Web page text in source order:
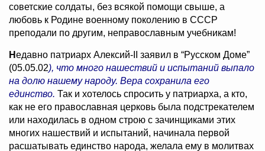
советские солдаты, без всякой помощи свыше, а
любовь к Родине военному поколению в СССР
преподали по другим, неправославным учебникам!
Недавно патриарх Алексий-II заявил в “Русском Доме”
(05.05.02), что много нашествий и испытаний выпало
на долю нашему народу. Вера сохранила его
единство. Так и хотелось спросить у патриарха, а кто,
как не его православная церковь была подстрекателем
или находилась в одном строю с зачинщиками этих
многих нашествий и испытаний, начинала первой
расшатывать единство народа, желала ему в молитвах